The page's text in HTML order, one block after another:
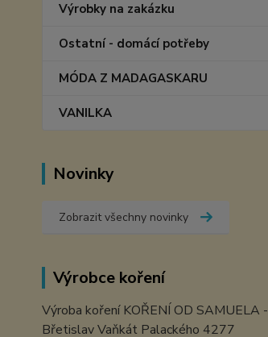
Výrobky na zakázku
Ostatní - domácí potřeby
MÓDA Z MADAGASKARU
VANILKA
Novinky
Zobrazit všechny novinky
Výrobce koření
Výroba koření KOŘENÍ OD SAMUELA -
Břetislav Vaňkát Palackého 4277